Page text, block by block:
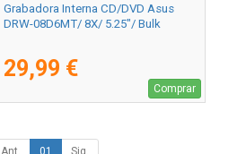
Grabadora Interna CD/DVD Asus
DRW-08D6MT/ 8X/ 5.25"/ Bulk
29,99 €
Comprar
Ant. 01 Sig.